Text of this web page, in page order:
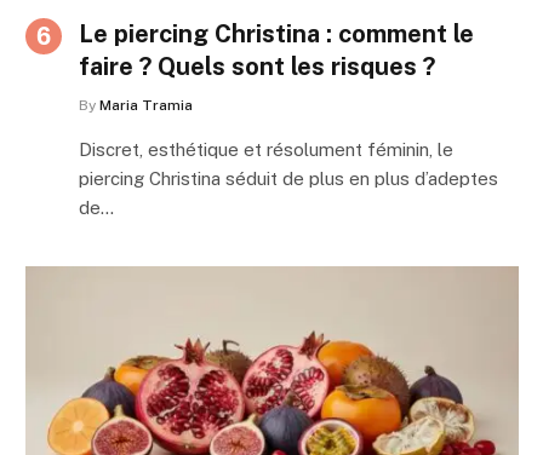
Le piercing Christina : comment le
faire ? Quels sont les risques ?
By Maria Tramia
Discret, esthétique et résolument féminin, le
piercing Christina séduit de plus en plus d’adeptes
de…